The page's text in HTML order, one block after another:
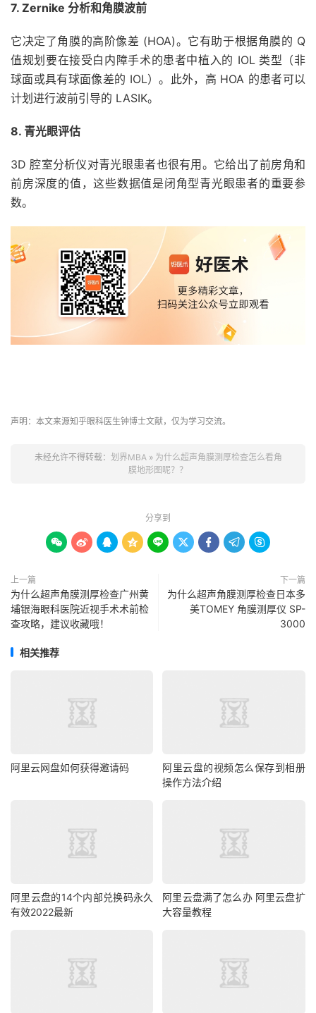
7. Zernike 分析和角膜波前
它决定了角膜的高阶像差 (HOA)。它有助于根据角膜的 Q
值规划要在接受白内障手术的患者中植入的 IOL 类型（非
球面或具有球面像差的 IOL）。此外，高 HOA 的患者可以
计划进行波前引导的 LASIK。
8. 青光眼评估
3D 腔室分析仪对青光眼患者也很有用。它给出了前房角和
前房深度的值，这些数据值是闭角型青光眼患者的重要参
数。
声明：本文来源知乎眼科医生钟博士文献，仅为学习交流。
未经允许不得转载： 划界MBA » 为什么超声角膜测厚检查怎么看角
膜地形图呢？？
分享到
        
上一篇
为什么超声角膜测厚检查广州黄
埔银海眼科医院近视手术术前检
查攻略，建议收藏哦！
下一篇
为什么超声角膜测厚检查日本多
美TOMEY 角膜测厚仪 SP-
3000
相关推荐
阿里云网盘如何获得邀请码
阿里云盘的视频怎么保存到相册
操作方法介绍
阿里云盘的14个内部兑换码永久
有效2022最新
阿里云盘满了怎么办 阿里云盘扩
大容量教程